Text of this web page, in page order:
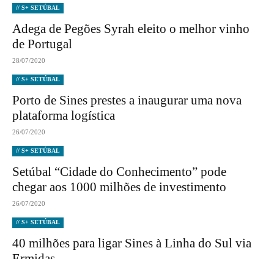
// S+ SETÚBAL
Adega de Pegões Syrah eleito o melhor vinho
de Portugal
28/07/2020
// S+ SETÚBAL
Porto de Sines prestes a inaugurar uma nova
plataforma logística
26/07/2020
// S+ SETÚBAL
Setúbal “Cidade do Conhecimento” pode
chegar aos 1000 milhões de investimento
26/07/2020
// S+ SETÚBAL
40 milhões para ligar Sines à Linha do Sul via